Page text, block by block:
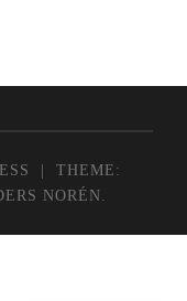
THEME:
NORÉN.